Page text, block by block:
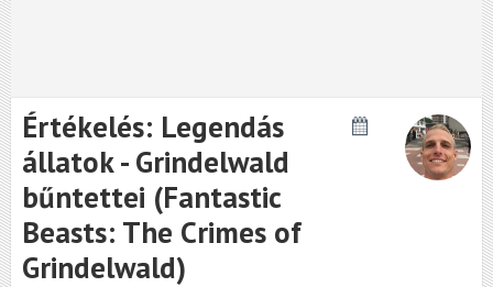
Értékelés: Legendás
állatok - Grindelwald
bűntettei (Fantastic
Beasts: The Crimes of
Grindelwald)